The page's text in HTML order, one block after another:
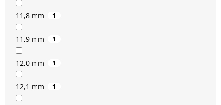
11,8 mm 1
11,9 mm 1
12,0 mm 1
12,1 mm 1